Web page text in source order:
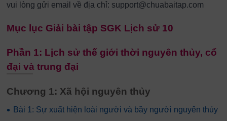
vui lòng gửi email về địa chỉ: support@chuabaitap.com
Mục lục Giải bài tập SGK Lịch sử 10
Phần 1: Lịch sử thế giới thời nguyên thủy, cổ
đại và trung đại
Chương 1: Xã hội nguyên thủy
• Bài 1: Sự xuất hiện loài người và bầy người nguyên thủy